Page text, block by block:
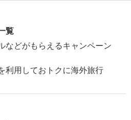
覧
などがもらえるキャンペーン
利用しておトクに海外旅行